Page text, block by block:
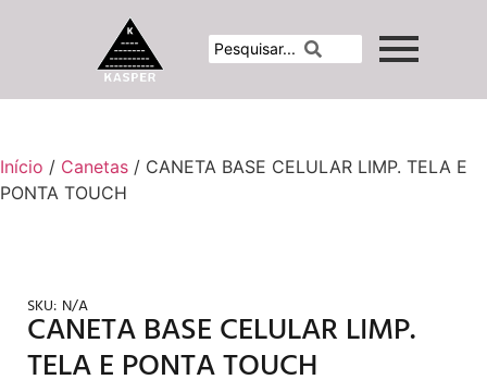
Início / Canetas / CANETA BASE CELULAR LIMP. TELA E
PONTA TOUCH
SKU: N/A
CANETA BASE CELULAR LIMP.
TELA E PONTA TOUCH